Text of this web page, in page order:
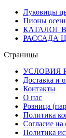
Луковицы
Пионы
КАТАЛОГ
РАССАДА
Страницы
УСЛОВИЯ
Доставка и
Контакты
О наc
Розница
Политика
Согласие
Политика